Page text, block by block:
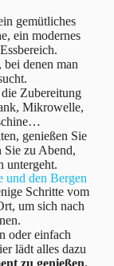
gemütliches
ein modernes
denen man
Zubereitung
Mikrowelle,
genießen Sie
Sie zu Abend,
untergeht.
und den Bergen
Schritte vom
um sich nach
oder einfach
lädt alles dazu
zu genießen.